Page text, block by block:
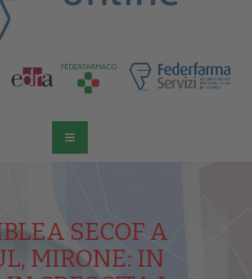
SECOF A
MIRONE: IN